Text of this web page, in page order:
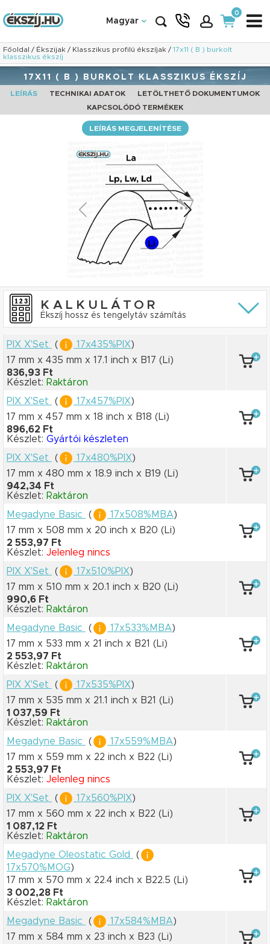
Magyar
0
Főoldal / Ékszijak / Klasszikus profilú ékszíjak / 17x11 ( B ) burkolt
klasszikus ékszíj
17X11 ( B ) BURKOLT KLASSZIKUS ÉKSZÍJ
LEÍRÁS TECHNIKAI ADATOK
LETÖLTHETŐ DOKUMENTUMOK
KAPCSOLÓDÓ TERMÉKEK
LEÍRÁS MEGJELENÍTÉSE
KALKULÁTOR
Ékszíj hossz és tengelytáv számítás
PIX X'Set ( 17x435%PIX)
17 mm x 435 mm x 17.1 inch x B17 (Li)
836,93 Ft
Készlet: Raktáron
PIX X'Set
( 17x457%PIX)
17 mm x 457 mm x 18 inch x B18 (Li)
896,62 Ft
Készlet: Gyártói készleten
PIX X'Set
( 17x480%PIX)
17 mm x 480 mm x 18.9 inch x B19 (Li)
942,34 Ft
Készlet: Raktáron
Megadyne Basic
( 17x508%MBA)
17 mm x 508 mm x 20 inch x B20 (Li)
2 553,97 Ft
Készlet: Jelenleg nincs
PIX X'Set
( 17x510%PIX)
17 mm x 510 mm x 20.1 inch x B20 (Li)
990,6 Ft
Készlet: Raktáron
Megadyne Basic
( 17x533%MBA)
17 mm x 533 mm x 21 inch x B21 (Li)
2 553,97 Ft
Készlet: Raktáron
PIX X'Set
( 17x535%PIX)
17 mm x 535 mm x 21.1 inch x B21 (Li)
1 037,59 Ft
Készlet: Raktáron
Megadyne Basic
( 17x559%MBA)
17 mm x 559 mm x 22 inch x B22 (Li)
2 553,97 Ft
Készlet: Jelenleg nincs
PIX X'Set
( 17x560%PIX)
17 mm x 560 mm x 22 inch x B22 (Li)
1 087,12 Ft
Készlet: Raktáron
Megadyne Oleostatic Gold
(
17x570%MOG)
17 mm x 570 mm x 22.4 inch x B22.5 (Li)
3 002,28 Ft
Készlet: Raktáron
Megadyne Basic
( 17x584%MBA)
17 mm x 584 mm x 23 inch x B23 (Li)